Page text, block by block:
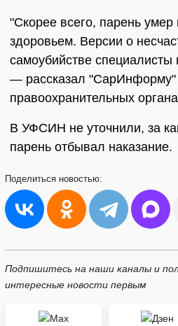
"Скорее всего, парень умер
здоровьем. Версии о
самоубийстве специалисты
— рассказал "СарИнформу"
правоохранительных
В УФСИН не уточнили, за
парень отбывал наказание.
Поделиться новостью:
Подпишитесь на наши каналы и
интересные новости первым